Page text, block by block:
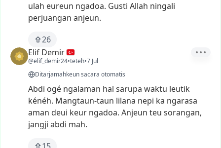
ulah eureun ngadoa. Gusti Allah ningali
perjuangan anjeun.
26
Elif Demir
@elif_demir24•teteh•7 Jul
Ditarjamahkeun sacara otomatis
Abdi ogé ngalaman hal sarupa waktu leutik
kénéh. Mangtaun-taun lilana nepi ka ngarasa
aman deui keur ngadoa. Anjeun teu sorangan,
jangji abdi mah.